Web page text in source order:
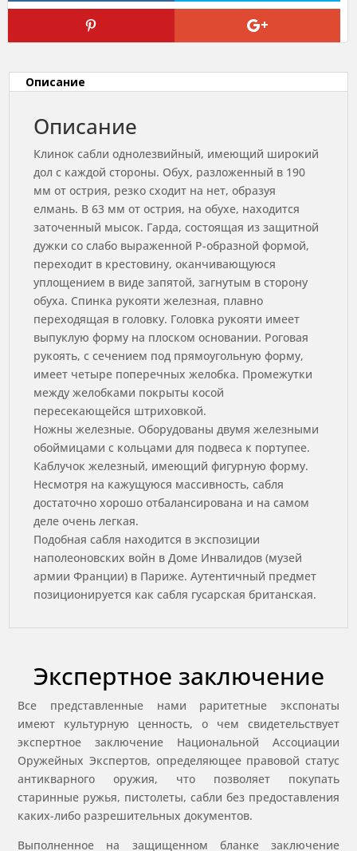
Описание
Описание
Клинок сабли однолезвийный, имеющий широкий
дол с каждой стороны. Обух, разложенный в 190
мм от острия, резко сходит на нет, образуя
елмань. В 63 мм от острия, на обухе, находится
заточенный мысок. Гарда, состоящая из защитной
дужки со слабо выраженной Р-образной формой,
переходит в крестовину, оканчивающуюся
уплощением в виде запятой, загнутым в сторону
обуха. Спинка рукояти железная, плавно
переходящая в головку. Головка рукояти имеет
выпуклую форму на плоском основании. Роговая
рукоять, с сечением под прямоугольную форму,
имеет четыре поперечных желобка. Промежутки
между желобками покрыты косой
пересекающейся штриховкой.
Ножны железные. Оборудованы двумя железными
обоймицами с кольцами для подвеса к портупее.
Каблучок железный, имеющий фигурную форму.
Несмотря на кажущуюся массивность, сабля
достаточно хорошо отбалансирована и на самом
деле очень легкая.
Подобная сабля находится в экспозиции
наполеоновских войн в Доме Инвалидов (музей
армии Франции) в Париже. Аутентичный предмет
позиционируется как сабля гусарская британская.
Экспертное заключение
Все представленные нами раритетные экспонаты
имеют культурную ценность, о чем свидетельствует
экспертное заключение Национальной Ассоциации
Оружейных Экспертов, определяющее правовой статус
антикварного оружия, что позволяет покупать
старинные ружья, пистолеты, сабли без предоставления
каких-либо разрешительных документов.
Выполненное на защищенном бланке заключение